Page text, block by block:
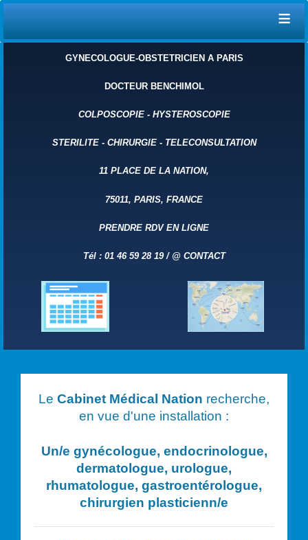
≡
GYNECOLOGUE-OBSTETRICIEN A PARIS
DOCTEUR BENCHIMOL
COLPOSCOPIE- HYSTEROSCOPIE
STERILITE- CHIRURGIE- TELECONSULTATION
11 PLACE DE LA NATION,
75011, PARIS, FRANCE
PRENDRE RDV EN LIGNE
Tél : 01 46 59 28 19 / @ CONTACT
Le Cabinet Médical Nation recherche,
en vue d'une installation :
Un/e gynécologue, endocrinologue,
dermatologue, urologue,
rhumatologue, gastroentérologue,
chirurgien plasticienn/e